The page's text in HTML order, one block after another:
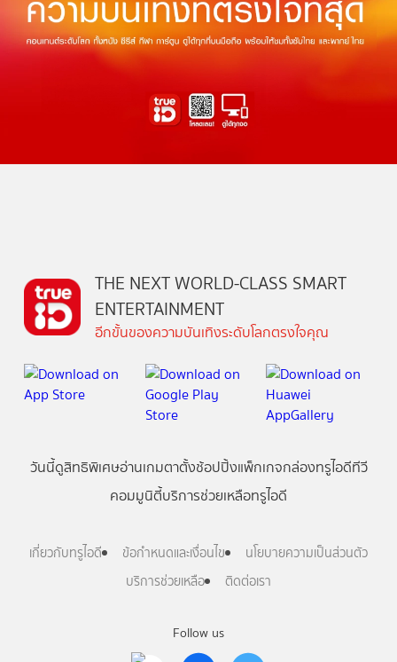
Follow us
THE NEXT WORLD-CLASS SMART
ENTERTAINMENT
อีกขั้นของความบันเทิงระดับโลกตรงใจคุณ
วันนี้ดูสิทธิพิเศษอ่านเกมตาตั้งช้อปปิ้งแพ็กเกจกล่องทรูไอดีทีวี
คอมมูนิตี้บริการช่วยเหลือทรูไอดี
เกี่ยวกับทรูไอดี ข้อกำหนดและเงื่อนไข
นโยบายความเป็นส่วนตัว
บริการช่วยเหลือ
ติดต่อเรา